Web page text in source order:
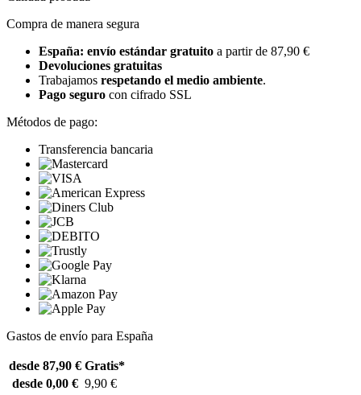
Compra de manera segura
España: envío estándar gratuito a partir de 87,90 €
Devoluciones gratuitas
Trabajamos respetando el medio ambiente.
Pago seguro con cifrado SSL
Métodos de pago:
Transferencia bancaria
Gastos de envío para España
desde 87,90 € Gratis*
desde 0,00 € 9,90 €